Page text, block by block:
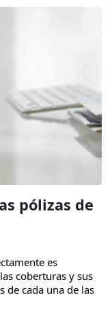
pólizas de
es
coberturas y sus
de cada una de las